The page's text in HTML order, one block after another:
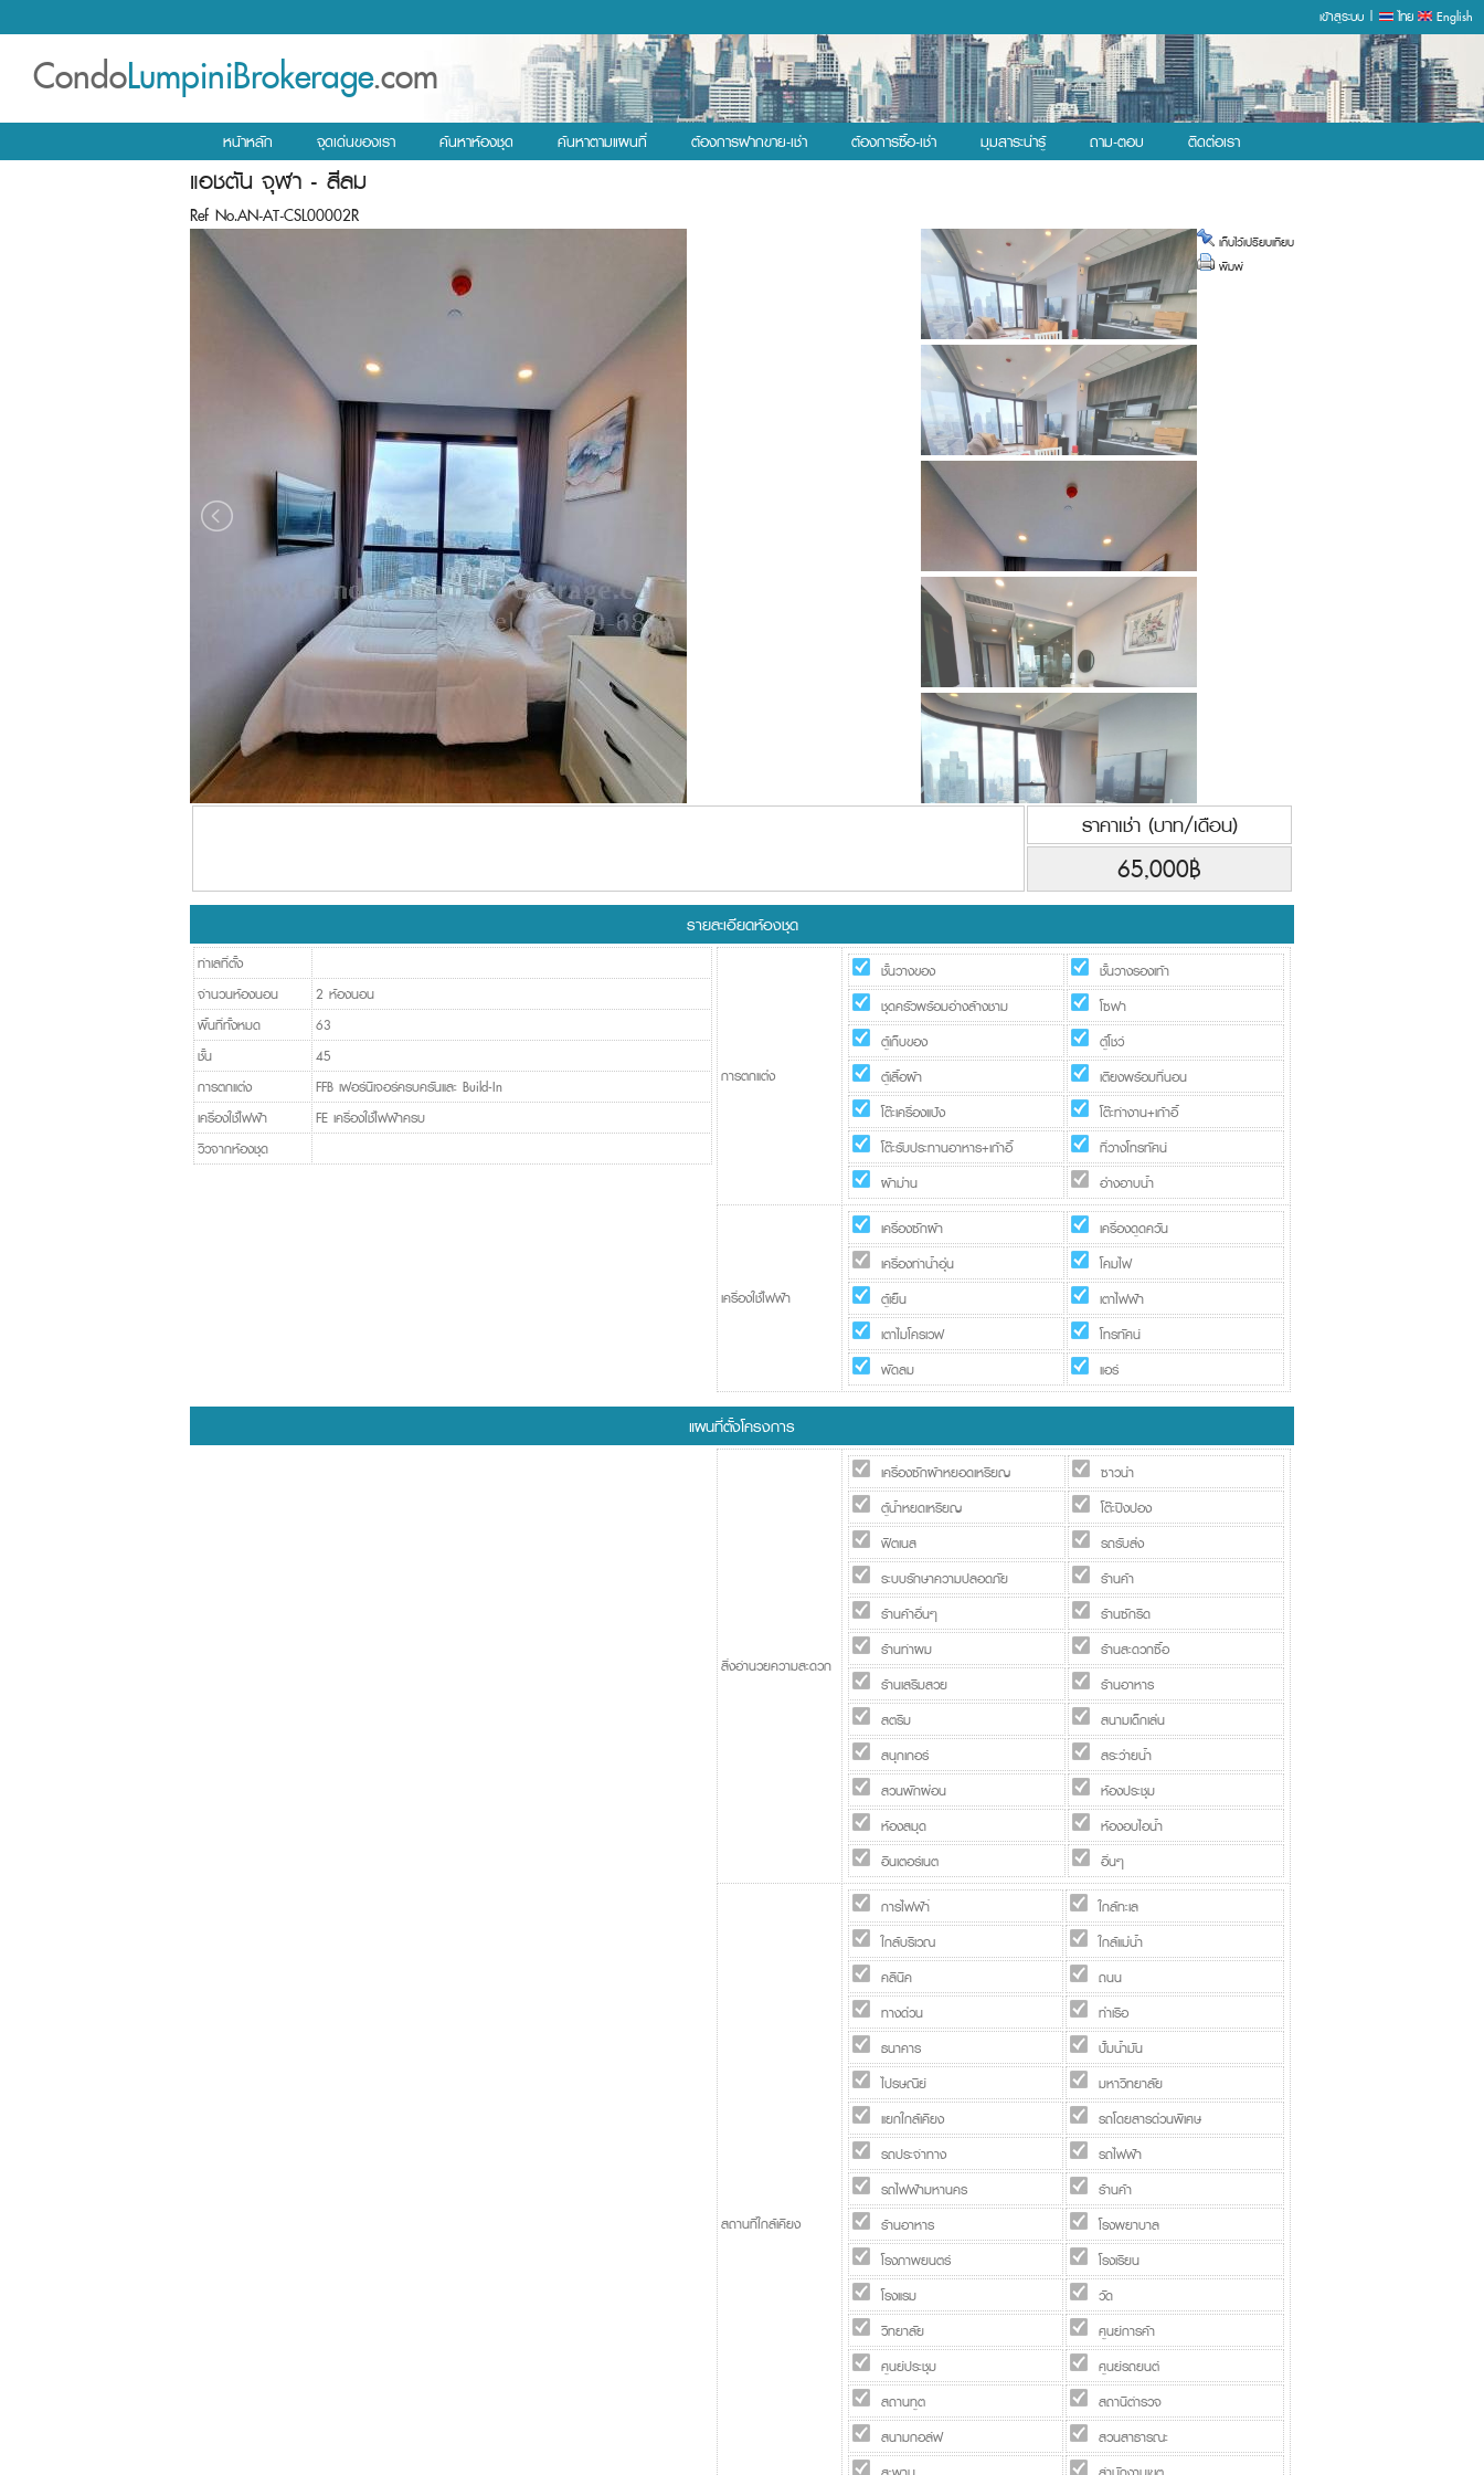
เข้าสูระบบ | ไทย English
CondoLumpiniBrokerage.com
หน้าหลัก จุดเด่นของเรา ค้นหาห้องชุด ค้นหาตามแผนที่ ต้องการฝากขาย-เช่า ต้องการซื้อ-เช่า มุมสาระน่ารู้ ถาม-ตอบ ติดต่อเรา
แอชตัน จุฬา - สีลม
Ref No.AN-AT-CSL00002R
เก็บไว้เปรียบเทียบ
พิมพ์
ราคาเช่า (บาท/เดือน)
65,000฿
รายละเอียดห้องชุด
ทำเลที่ตั้ง
จำนวนห้องนอน
2 ห้องนอน
พื้นที่ทั้งหมด
63
ชั้น
45
การตกแต่ง
FFB เฟอร์นิเจอร์ครบครันและ Build-In
เครื่องใช้ไฟฟ้า
FE เครื่องใช้ไฟฟ้าครบ
วิวจากห้องชุด
การตกแต่ง
ชั้นวางของ
ชั้นวางรองเท้า
ชุดครัวพร้อมอ่างล้างชาม
โซฟา
ตู้เก็บของ
ตู้โชว์
ตู้เสื้อผ้า
เตียงพร้อมที่นอน
โต๊ะเครื่องแป้ง
โต๊ะทำงาน+เก้าอี้
โต๊ะรับประทานอาหาร+เก้าอี้
ที่วางโทรทัศน์
ผ้าม่าน
อ่างอาบน้ำ
เครื่องใช้ไฟฟ้า
เครื่องซักผ้า
เครื่องดูดควัน
เครื่องทำน้ำอุ่น
โคมไฟ
ตู้เย็น
เตาไฟฟ้า
เตาไมโครเวฟ
โทรทัศน์
พัดลม
แอร์
แผนที่ตั้งโครงการ
สิ่งอำนวยความสะดวก
เครื่องซักผ้าหยอดเหรียญ
ซาวน่า
ตู้น้ำหยดเหรียญ
โต๊ะปิงปอง
ฟิตเนส
รถรับส่ง
ระบบรักษาความปลอดภัย
ร้านค้า
ร้านค้าอื่นๆ
ร้านซักรีด
ร้านทำผม
ร้านสะดวกซื้อ
ร้านเสริมสวย
ร้านอาหาร
สตรีม
สนามเด็กเล่น
สนุกเกอร์
สระว่ายน้ำ
สวนพักผ่อน
ห้องประชุม
ห้องสมุด
ห้องอบไอน้ำ
อินเตอร์เนต
อื่นๆ
สถานที่ใกล้เคียง
การไฟฟ้า่
ใกล้ทะเล
ใกล้บริเวณ
ใกล้แม่น้ำ
คลีนิค
ถนน
ทางด่วน
ท่าเรือ
ธนาคาร
ปั้มน้ำมัน
ไปรษณีย์
มหาวิทยาลัย
แยกใกล้เคียง
รถโดยสารด่วนพิเศษ
รถประจำทาง
รถไฟฟ้า
รถไฟฟ้ามหานคร
ร้านค้า
ร้านอาหาร
โรงพยาบาล
โรงภาพยนตร์
โรงเรียน
โรงแรม
วัด
วิทยาลัย
ศูนย์การค้า
ศูนย์ประชุม
ศูนย์รถยนต์
สถานทูต
สถานีตำรวจ
สนามกอล์ฟ
สวนสาธารณะ